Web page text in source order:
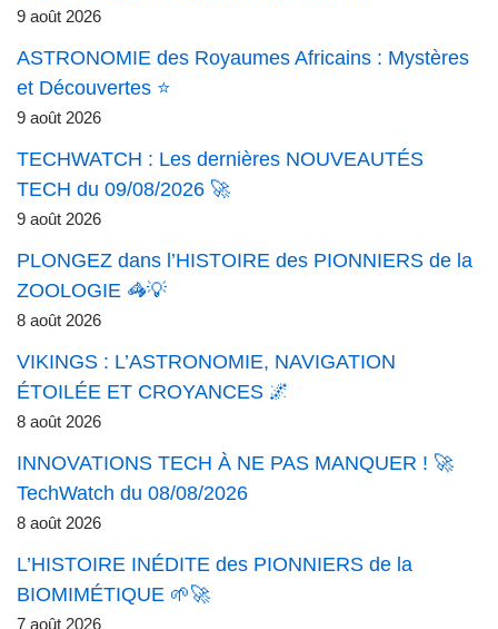
9 août 2026
ASTRONOMIE des Royaumes Africains : Mystères
et Découvertes ⭐
9 août 2026
TECHWATCH : Les dernières NOUVEAUTÉS
TECH du 09/08/2026 🚀
9 août 2026
PLONGEZ dans l’HISTOIRE des PIONNIERS de la
ZOOLOGIE 🦓💡
8 août 2026
VIKINGS : L’ASTRONOMIE, NAVIGATION
ÉTOILÉE ET CROYANCES 🌌
8 août 2026
INNOVATIONS TECH À NE PAS MANQUER ! 🚀
TechWatch du 08/08/2026
8 août 2026
L’HISTOIRE INÉDITE des PIONNIERS de la
BIOMIMÉTIQUE 🌱🚀
7 août 2026